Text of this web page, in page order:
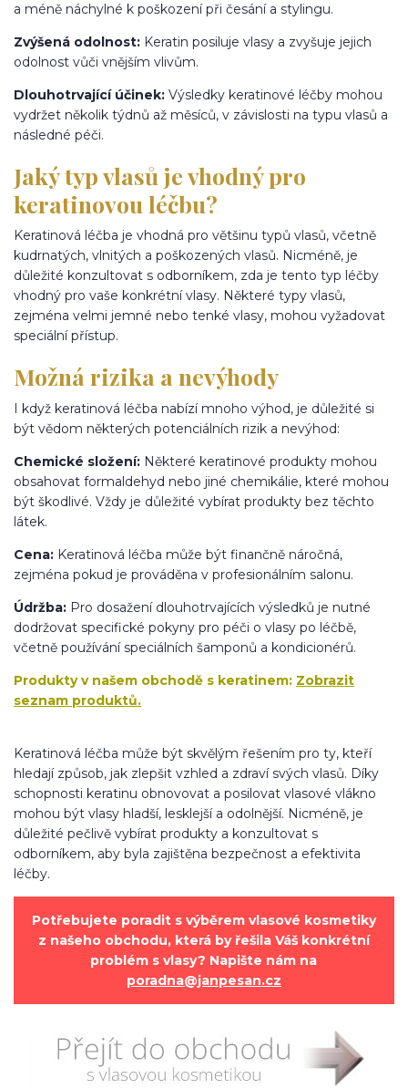
a méně náchylné k poškození při česání a stylingu.
Zvýšená odolnost: Keratin posiluje vlasy a zvyšuje jejich
odolnost vůči vnějším vlivům.
Dlouhotrvající účinek: Výsledky keratinové léčby mohou
vydržet několik týdnů až měsíců, v závislosti na typu vlasů a
následné péči.
Jaký typ vlasů je vhodný pro
keratinovou léčbu?
Keratinová léčba je vhodná pro většinu typů vlasů, včetně
kudrnatých, vlnitých a poškozených vlasů. Nicméně, je
důležité konzultovat s odborníkem, zda je tento typ léčby
vhodný pro vaše konkrétní vlasy. Některé typy vlasů,
zejména velmi jemné nebo tenké vlasy, mohou vyžadovat
speciální přístup.
Možná rizika a nevýhody
I když keratinová léčba nabízí mnoho výhod, je důležité si
být vědom některých potenciálních rizik a nevýhod:
Chemické složení: Některé keratinové produkty mohou
obsahovat formaldehyd nebo jiné chemikálie, které mohou
být škodlivé. Vždy je důležité vybírat produkty bez těchto
látek.
Cena: Keratinová léčba může být finančně náročná,
zejména pokud je prováděna v profesionálním salonu.
Údržba: Pro dosažení dlouhotrvajících výsledků je nutné
dodržovat specifické pokyny pro péči o vlasy po léčbě,
včetně používání speciálních šamponů a kondicionérů.
Produkty v našem obchodě s keratinem: Zobrazit
seznam produktů.
Keratinová léčba může být skvělým řešením pro ty, kteří
hledají způsob, jak zlepšit vzhled a zdraví svých vlasů. Díky
schopnosti keratinu obnovovat a posilovat vlasové vlákno
mohou být vlasy hladší, lesklejší a odolnější. Nicméně, je
důležité pečlivě vybírat produkty a konzultovat s
odborníkem, aby byla zajištěna bezpečnost a efektivita
léčby.
Potřebujete poradit s výběrem vlasové kosmetiky
z našeho obchodu, která by řešila Váš konkrétní
problém s vlasy? Napište nám na
poradna@janpesan.cz